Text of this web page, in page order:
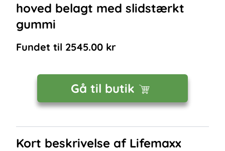
hoved belagt med slidstærkt
gummi
Fundet til 2545.00 kr
Gå til butik
Kort beskrivelse af Lifemaxx